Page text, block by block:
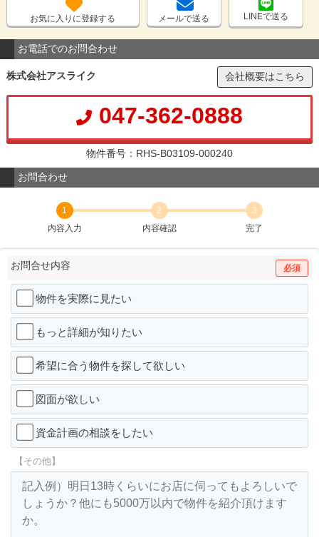
お気に入りに登録する メールで送る LINEで送る
お電話でのお問合わせ
株式会社アスライク 会社概要はこちら
047-362-0888
物件番号：RHS-B03109-000240
お問合わせ
1
内容入力
2
内容確認
3
完了
お問合せ内容 必須
物件を実際に見たい
もっと詳細が知りたい
希望に合う物件を探して欲しい
図面が欲しい
資金計画の相談をしたい
【その他】